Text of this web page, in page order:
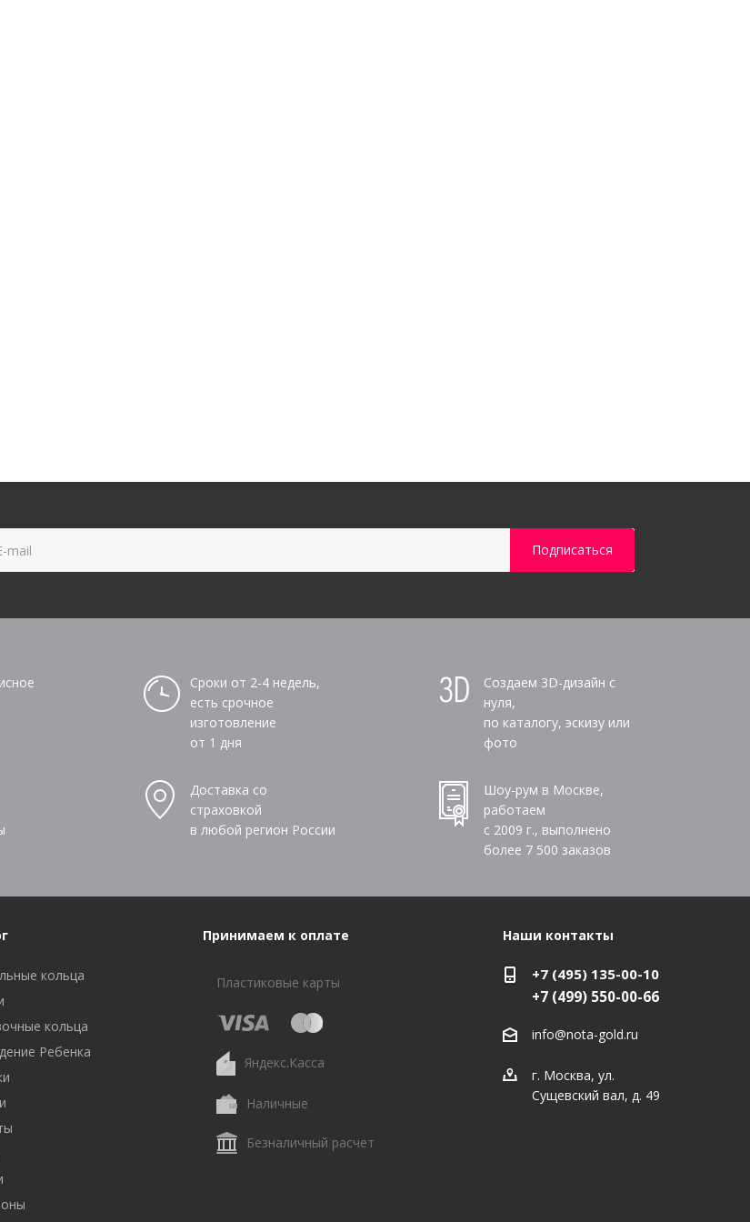
Сроки от 2-4 недель,
есть срочное
изготовление
от 1 дня
Создаем 3D-дизайн с
нуля,
по каталогу, эскизу или
фото
Доставка со
страховкой
в любой регион России
Шоу-рум в Москве,
работаем
с 2009 г., выполнено
более 7 500 заказов
кольца
кольца
Ребенка
Принимаем к оплате
Пластиковые карты
Яндекс.Касса
Наличные
Безналичный расчет
Наши контакты
+7 (495) 135-00-10
+7 (499) 550-00-66
info@nota-gold.ru
г. Москва, ул.
Сущевский вал, д. 49